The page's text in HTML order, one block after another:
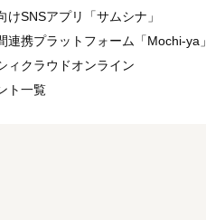
けSNSアプリ「サムシナ」
連携プラットフォーム「Mochi-ya」
ィクラウドオンライン
ト一覧